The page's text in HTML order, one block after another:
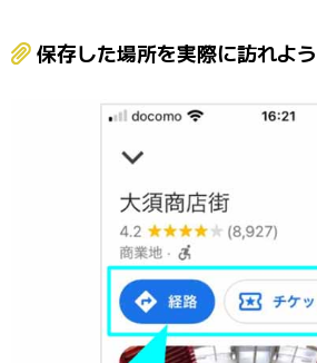
保存した場所を実際に訪れよう